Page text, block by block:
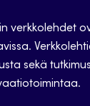
verkkolehdet
sekä